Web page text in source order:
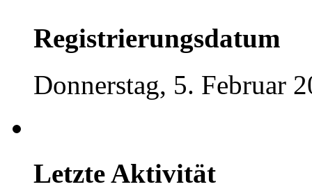
Registrierungsdatum
Donnerstag, 5. Februar
Letzte Aktivität